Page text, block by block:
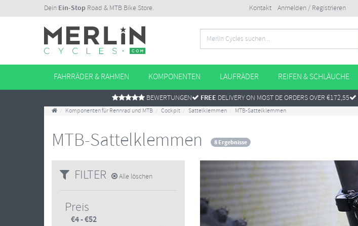
Dein Ein-Stop Road & MTB Bike Store. Kontakt Anmelden / Registrieren
FAHRRÄDER & RAHMEN KOMPONENTEN LAUFRÄDER REIFEN & SCHLÄUCHE
BEWERTUNGEN FREE DELIVERY ON MOST DE ORDERS OVER €172,55
Komponenten für Rennrad und MTB Cockpit Sattelklemmen MTB-Sattelklemmen
MTB-Sattelklemmen 8 Ergebnisse
FILTER Alle löschen
Preis